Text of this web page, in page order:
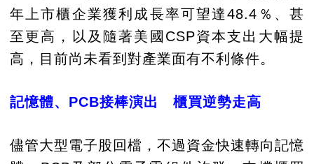
年上市櫃企業獲利成長率可望達48.4％、甚
至更高，以及隨著美國CSP資本支出大幅提
高，目前尚未看到對產業面有不利條件。
記憶體、PCB接棒演出 櫃買逆勢走高
儘管大型電子股回檔，不過資金快速轉向記憶